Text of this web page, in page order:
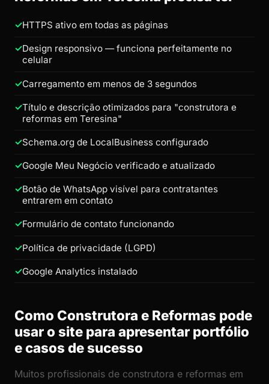
HTTPS ativo em todas as páginas
Design responsivo — funciona perfeitamente no
celular
Carregamento em menos de 3 segundos
Título e descrição otimizados para "construtora e
reformas em Teresina"
Schema.org de LocalBusiness configurado
Google Meu Negócio verificado e atualizado
Botão de WhatsApp visível para contratantes
entrarem em contato
Formulário de contato funcionando
Política de privacidade (LGPD)
Google Analytics instalado
Como Construtora e Reformas pode
usar o site para apresentar portfólio
e casos de sucesso
Muitos profissionais de construtora e reformas em